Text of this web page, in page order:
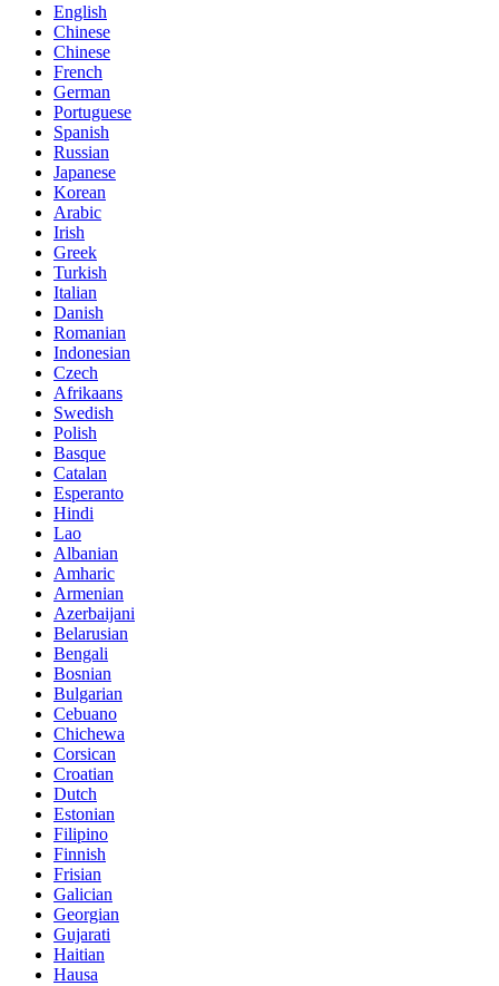
English
Chinese
Chinese
French
German
Portuguese
Spanish
Russian
Japanese
Korean
Arabic
Irish
Greek
Turkish
Italian
Danish
Romanian
Indonesian
Czech
Afrikaans
Swedish
Polish
Basque
Catalan
Esperanto
Hindi
Lao
Albanian
Amharic
Armenian
Azerbaijani
Belarusian
Bengali
Bosnian
Bulgarian
Cebuano
Chichewa
Corsican
Croatian
Dutch
Estonian
Filipino
Finnish
Frisian
Galician
Georgian
Gujarati
Haitian
Hausa